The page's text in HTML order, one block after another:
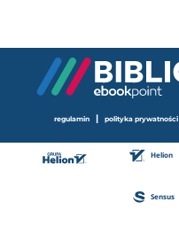
regulamin | polityka prywatności
Helion
Sensus